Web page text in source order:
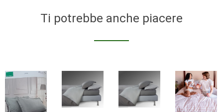
Ti potrebbe anche piacere